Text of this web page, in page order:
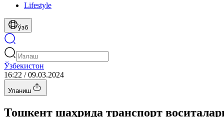
Lifestyle
ўзб
Ўзбекистон
16:22 / 09.03.2024
Уланиш
Тошкент шаҳрида транспорт